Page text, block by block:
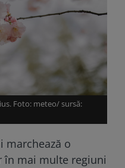
Foto: meteo/ sursă:
marchează o
în mai multe regiuni